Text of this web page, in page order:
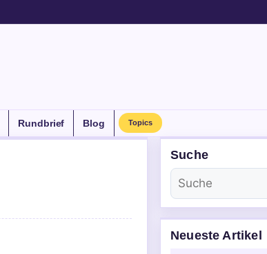
Rundbrief Blog Topics
Suche
Neueste Artikel